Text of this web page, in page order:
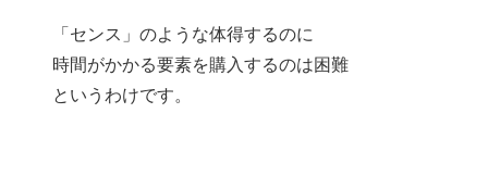
「センス」のような体得するのに
時間がかかる要素を購入するのは困難
というわけです。